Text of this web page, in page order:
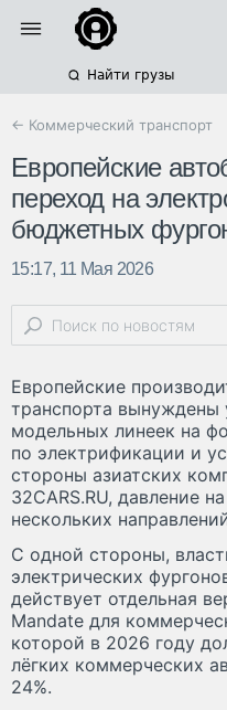
Найти грузы
← Коммерческий транспорт
Европейские
переход на
бюджетных
15:17, 11 Мая 2026
Европейские
транспорта вынуждены
модельных линеек на
по электрификации и
стороны азиатских
32CARS.RU, давление
нескольких
С одной стороны,
электрических
действует отдельная
Mandate для
которой в 2026 году
лёгких коммерческих
24%.